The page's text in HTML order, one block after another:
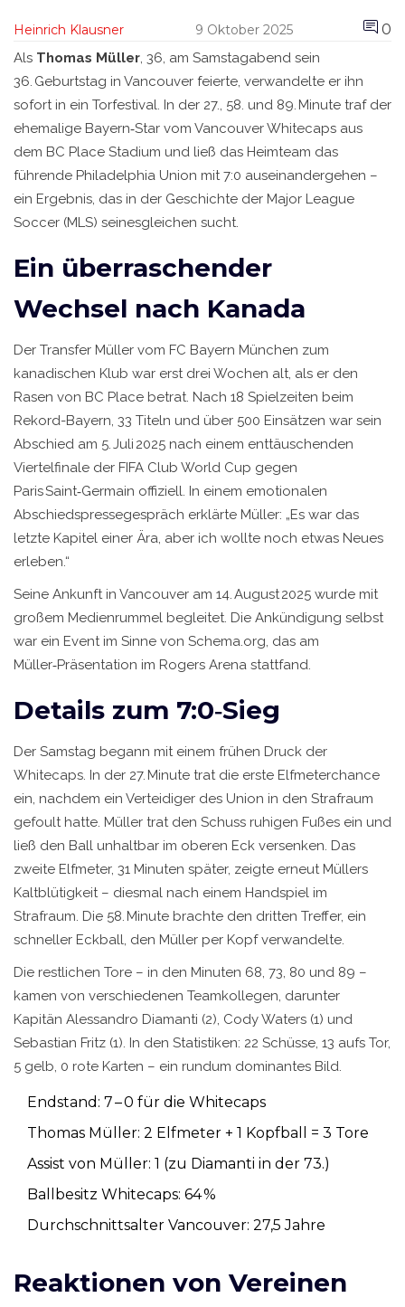
Heinrich Klausner 9 Oktober 2025 0
Als Thomas Müller, 36, am Samstagabend sein
36. Geburtstag in Vancouver feierte, verwandelte er ihn
sofort in ein Torfestival. In der 27., 58. und 89. Minute traf der
ehemalige Bayern‑Star vom Vancouver Whitecaps aus
dem BC Place Stadium und ließ das Heimteam das
führende Philadelphia Union mit 7:0 auseinandergehen –
ein Ergebnis, das in der Geschichte der Major League
Soccer (MLS) seinesgleichen sucht.
Ein überraschender
Wechsel nach Kanada
Der Transfer Müller vom FC Bayern München zum
kanadischen Klub war erst drei Wochen alt, als er den
Rasen von BC Place betrat. Nach 18 Spielzeiten beim
Rekord-Bayern, 33 Titeln und über 500 Einsätzen war sein
Abschied am 5. Juli 2025 nach einem enttäuschenden
Viertelfinale der FIFA Club World Cup gegen
Paris Saint‑Germain offiziell. In einem emotionalen
Abschiedspressegespräch erklärte Müller: „Es war das
letzte Kapitel einer Ära, aber ich wollte noch etwas Neues
erleben.“
Seine Ankunft in Vancouver am 14. August 2025 wurde mit
großem Medienrummel begleitet. Die Ankündigung selbst
war ein Event im Sinne von Schema.org, das am
Müller‑Präsentation im Rogers Arena stattfand.
Details zum 7:0‑Sieg
Der Samstag begann mit einem frühen Druck der
Whitecaps. In der 27. Minute trat die erste Elfmeterchance
ein, nachdem ein Verteidiger des Union in den Strafraum
gefoult hatte. Müller trat den Schuss ruhigen Fußes ein und
ließ den Ball unhaltbar im oberen Eck versenken. Das
zweite Elfmeter, 31 Minuten später, zeigte erneut Müllers
Kaltblütigkeit – diesmal nach einem Handspiel im
Strafraum. Die 58. Minute brachte den dritten Treffer, ein
schneller Eckball, den Müller per Kopf verwandelte.
Die restlichen Tore – in den Minuten 68, 73, 80 und 89 –
kamen von verschiedenen Teamkollegen, darunter
Kapitän Alessandro Diamanti (2), Cody Waters (1) und
Sebastian Fritz (1). In den Statistiken: 22 Schüsse, 13 aufs Tor,
5 gelb, 0 rote Karten – ein rundum dominantes Bild.
Endstand: 7 – 0 für die Whitecaps
Thomas Müller: 2 Elfmeter + 1 Kopfball = 3 Tore
Assist von Müller: 1 (zu Diamanti in der 73.)
Ballbesitz Whitecaps: 64 %
Durchschnittsalter Vancouver: 27,5 Jahre
Reaktionen von Vereinen